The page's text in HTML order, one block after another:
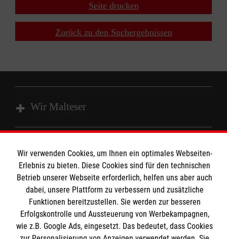
Seite drucken
Zurück zu den Suchergebnissen
Wir Malteser
Das MBZ Westfalen
Spenden
Wir Malteser
Informationen
Downloads
Kontakt
Impressum
Malteser online
Wir verwenden Cookies, um Ihnen ein optimales Webseiten-
Erlebnis zu bieten. Diese Cookies sind für den technischen
Betrieb unserer Webseite erforderlich, helfen uns aber auch
dabei, unsere Plattform zu verbessern und zusätzliche
Funktionen bereitzustellen. Sie werden zur besseren
Erfolgskontrolle und Aussteuerung von Werbekampagnen,
wie z.B. Google Ads, eingesetzt. Das bedeutet, dass Cookies